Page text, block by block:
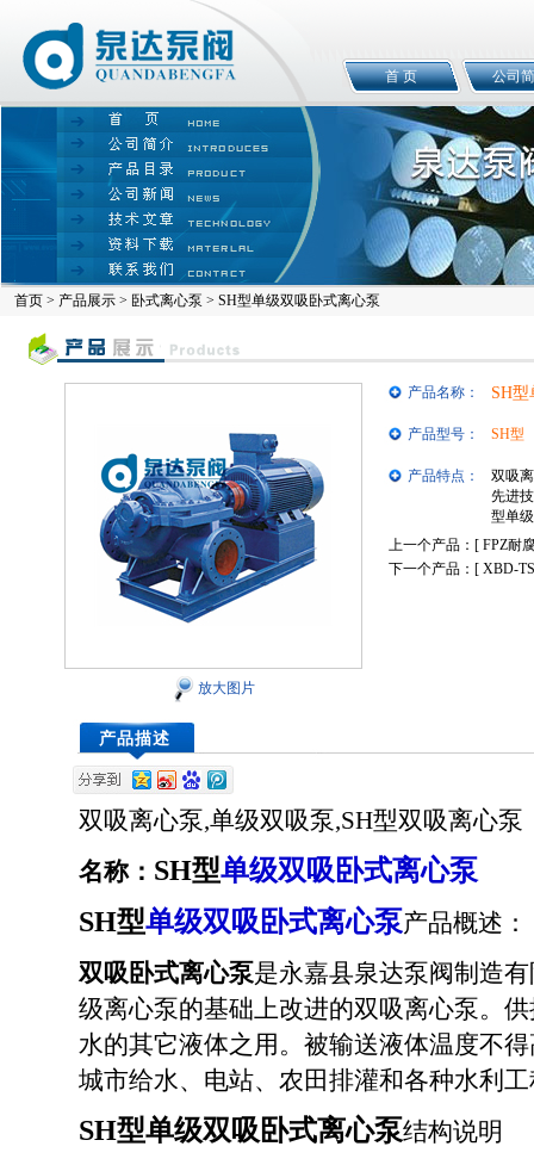
首 页 公司
首页 > 产品展示 > 卧式离心泵 > SH型单级双吸卧式离心泵
放大图片
产品名称： SH
产品型号： SH型
产品特点：
双吸
先进
型单
上一个产品：[ FPZ耐
下一个产品：[ XBD-
产品描述
双吸离心泵,单级双吸泵,SH型双吸离心泵
名称： SH型单级双吸 卧式离心泵
SH型单级双吸 卧式离心泵产品概述：
双吸卧式离心泵是永嘉县泉达泵阀制造
级离心泵的基础上改进的双吸离心泵。 供
水的其它液体之用。被输送液体温度不
城市给水、电站、农田排灌和各种水利
SH型单级双吸卧式离心泵结构说明